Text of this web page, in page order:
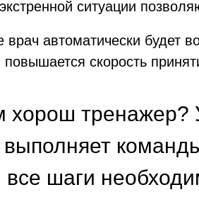
ситуации
врач автоматически будет
повышается скорость
хорош тренажер?
выполняет
все шаги